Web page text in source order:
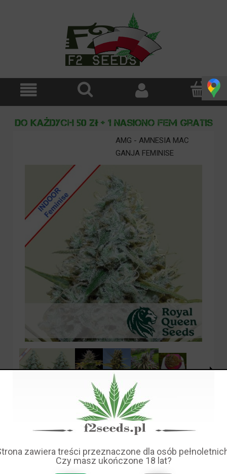
AMG - AMNESIA MAC
GANJA FEMINISE
duża ilość
72 godziny
Dostawa:
od 10,00 zł
(Polska)
50,00 zł
zawiera treści przeznaczone dla osób
Czy masz ukończone 18 lat?